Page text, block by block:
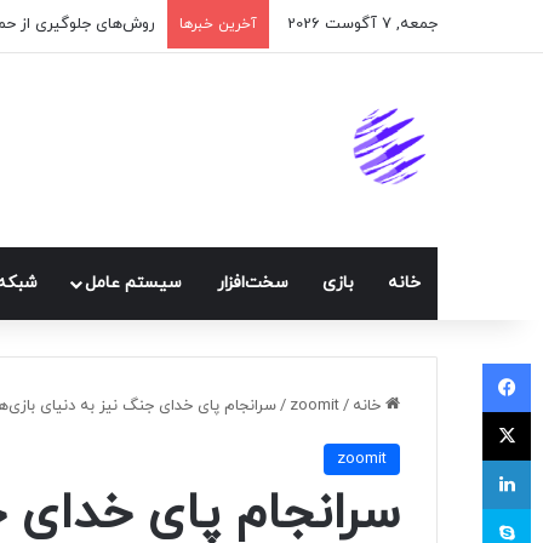
جمعه, 7 آگوست 2026 آخرین خبرها اپلیکیشن پیام‌رسان
خانه بازی سخت‌افزار سيستم عامل
خانه /
zoomit
/سرانجام پای خدای جنگ نیز به دنیای
zoomit
سرانجام پای
فیسبوک